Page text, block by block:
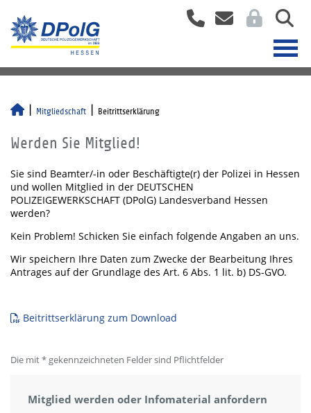
Mitgliedschaft Beitrittserklärung
Werden Sie Mitglied!
Sie sind Beamter/-in oder Beschäftigte(r) der Polizei in Hessen
und wollen Mitglied in der DEUTSCHEN
POLIZEIGEWERKSCHAFT (DPolG) Landesverband Hessen
werden?
Kein Problem! Schicken Sie einfach folgende Angaben an uns.
Wir speichern Ihre Daten zum Zwecke der Bearbeitung Ihres
Antrages auf der Grundlage des Art. 6 Abs. 1 lit. b) DS-GVO.
Beitrittserklärung zum Download
Die mit * gekennzeichneten Felder sind Pflichtfelder
Mitglied werden oder Infomaterial anfordern